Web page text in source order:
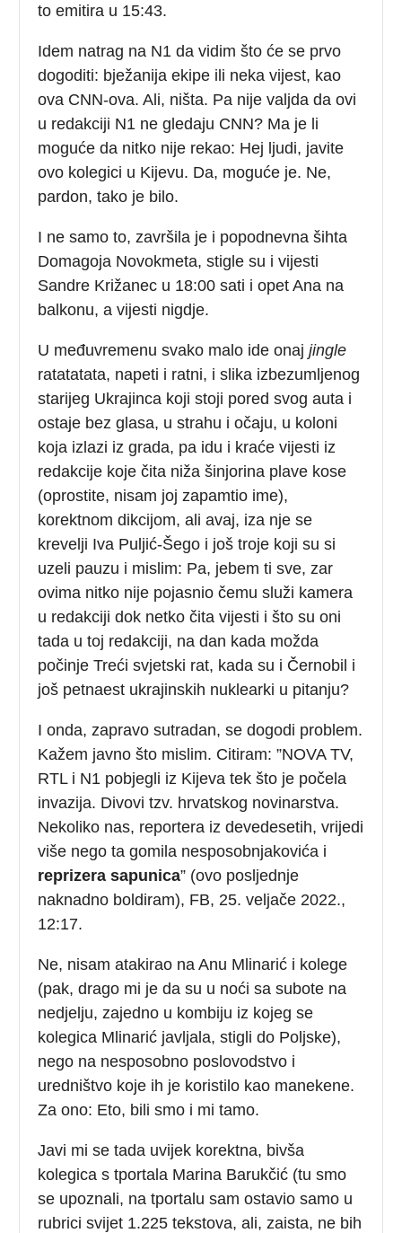
to emitira u 15:43.
Idem natrag na N1 da vidim što će se prvo
dogoditi: bježanija ekipe ili neka vijest, kao
ova CNN-ova. Ali, ništa. Pa nije valjda da ovi
u redakciji N1 ne gledaju CNN? Ma je li
moguće da nitko nije rekao: Hej ljudi, javite
ovo kolegici u Kijevu. Da, moguće je. Ne,
pardon, tako je bilo.
I ne samo to, završila je i popodnevna šihta
Domagoja Novokmeta, stigle su i vijesti
Sandre Križanec u 18:00 sati i opet Ana na
balkonu, a vijesti nigdje.
U međuvremenu svako malo ide onajjingle
ratatatata, napeti i ratni, i slika izbezumljenog
starijeg Ukrajinca koji stoji pored svog auta i
ostaje bez glasa, u strahu i očaju, u koloni
koja izlazi iz grada, pa idu i kraće vijesti iz
redakcije koje čita niža šinjorina plave kose
(oprostite, nisam joj zapamtio ime),
korektnom dikcijom, ali avaj, iza nje se
krevelji Iva Puljić-Šego i još troje koji su si
uzeli pauzu i mislim: Pa, jebem ti sve, zar
ovima nitko nije pojasnio čemu služi kamera
u redakciji dok netko čita vijesti i što su oni
tada u toj redakciji, na dan kada možda
počinje Treći svjetski rat, kada su i Černobil i
još petnaest ukrajinskih nuklearki u pitanju?
I onda, zapravo sutradan, se dogodi problem.
Kažem javno što mislim. Citiram: ”NOVA TV,
RTL i N1 pobjegli iz Kijeva tek što je počela
invazija. Divovi tzv. hrvatskog novinarstva.
Nekoliko nas, reportera iz devedesetih, vrijedi
više nego ta gomila nesposobnjakovića i
reprizera sapunica” (ovo posljednje
naknadno boldiram), FB, 25. veljače 2022.,
12:17.
Ne, nisam atakirao na Anu Mlinarić i kolege
(pak, drago mi je da su u noći sa subote na
nedjelju, zajedno u kombiju iz kojeg se
kolegica Mlinarić javljala, stigli do Poljske),
nego na nesposobno poslovodstvo i
uredništvo koje ih je koristilo kao manekene.
Za ono: Eto, bili smo i mi tamo.
Javi mi se tada uvijek korektna, bivša
kolegica s tportala Marina Barukčić (tu smo
se upoznali, na tportalu sam ostavio samo u
rubrici svijet 1.225 tekstova, ali, zaista, ne bih